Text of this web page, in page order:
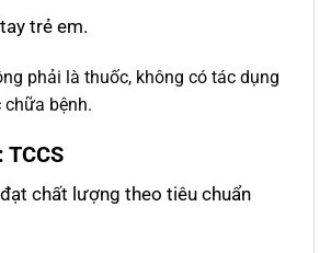
trẻ em.
phải là thuốc, không có tác dụng
bệnh.
TCCS
chất lượng theo tiêu chuẩn